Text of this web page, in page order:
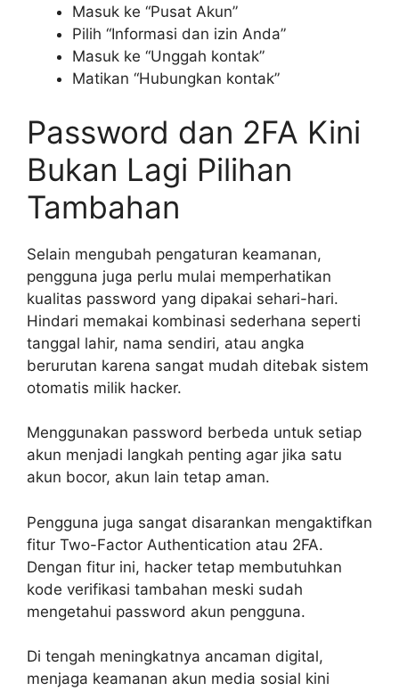
Masuk ke “Pusat Akun”
Pilih “Informasi dan izin Anda”
Masuk ke “Unggah kontak”
Matikan “Hubungkan kontak”
Password dan 2FA Kini
Bukan Lagi Pilihan
Tambahan
Selain mengubah pengaturan keamanan,
pengguna juga perlu mulai memperhatikan
kualitas password yang dipakai sehari-hari.
Hindari memakai kombinasi sederhana seperti
tanggal lahir, nama sendiri, atau angka
berurutan karena sangat mudah ditebak sistem
otomatis milik hacker.
Menggunakan password berbeda untuk setiap
akun menjadi langkah penting agar jika satu
akun bocor, akun lain tetap aman.
Pengguna juga sangat disarankan mengaktifkan
fitur Two-Factor Authentication atau 2FA.
Dengan fitur ini, hacker tetap membutuhkan
kode verifikasi tambahan meski sudah
mengetahui password akun pengguna.
Di tengah meningkatnya ancaman digital,
menjaga keamanan akun media sosial kini